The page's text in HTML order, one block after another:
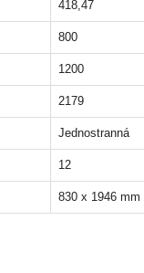
418,47
800
1200
2179
Jednostranná
12
830 x 1946 mm